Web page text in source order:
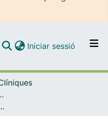
per tot el DD
publicar
Iniciar sessió (current)
Clíniques)
serie de 1000 pacientes atendidos en servicios de urgencias españoles